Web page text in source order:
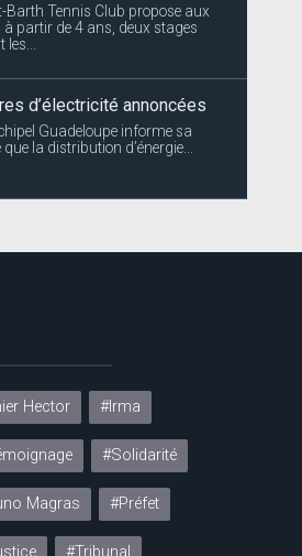
Barth Tennis Club propose aux
partir de 4 ans, deux stages
d’électricité annoncées
Guadeloupe informe sa
que la distribution d’énergie...
Hector #Irma
#Solidarité
Magras #Préfet